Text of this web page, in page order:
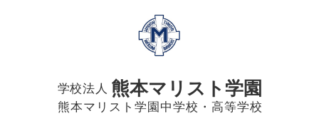
学校法人 熊本マリスト学園
熊本マリスト学園中学校・高等学校